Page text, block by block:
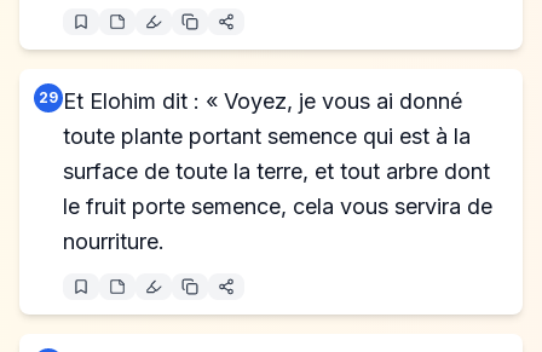
29 Et Elohim dit : « Voyez, je vous ai donné
toute plante portant semence qui est à la
surface de toute la terre, et tout arbre dont
le fruit porte semence, cela vous servira de
nourriture.